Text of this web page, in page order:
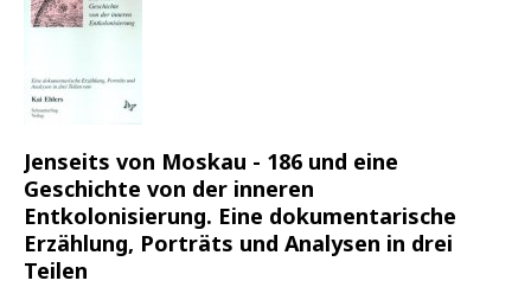
Jenseits von Moskau - 186 und eine
Geschichte von der inneren
Entkolonisierung. Eine dokumentarische
Erzählung, Porträts und Analysen in drei
Teilen